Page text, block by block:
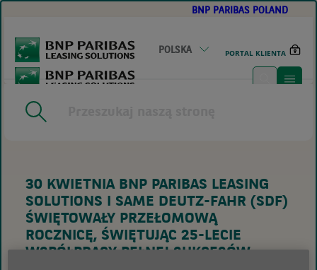
CONTENT
BNP PARIBAS POLAND
POLSKA PORTAL KLIENTA
HOME
FAHR (SDF) ŚWIĘTUJĄ 25 LAT WSPÓŁPRACY PEŁNEJ
30 KWIETNIA BNP PARIBAS LEASING
SOLUTIONS I SAME DEUTZ-FAHR (SDF)
ŚWIĘTOWAŁY PRZEŁOMOWĄ
ROCZNICĘ, ŚWIĘTUJĄC 25-LECIE
WSPÓŁPRACY PEŁNEJ SUKCESÓW.